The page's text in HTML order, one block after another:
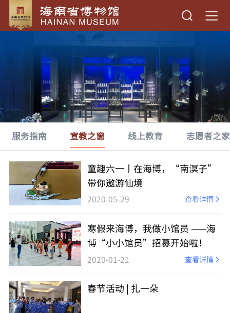
服务指南 宣教之窗 线上教育 志愿者之家
童趣六一丨在海博，“南溟子”
带你遨游仙境
2020-05-29 查看详情
寒假来海博，我做小馆员 ——海
博“小小馆员”招募开始啦！
2020-01-21 查看详情
春节活动 | 扎一朵